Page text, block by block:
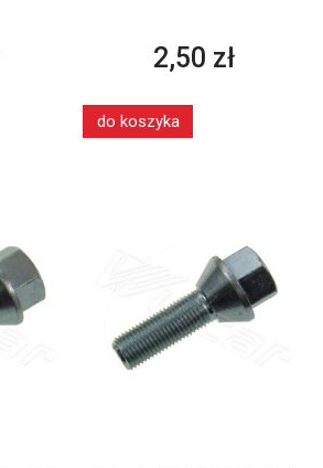
2,50 zł
do koszyka